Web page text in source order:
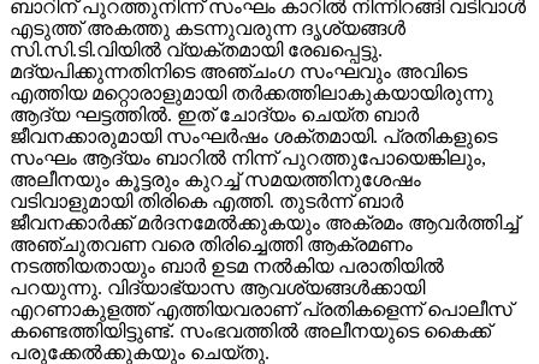
ബാറിന് പുറത്തുനിന്ന് സംഘം കാറില്‍ നിന്നിറങ്ങി വടിവാള്‍
എടുത്ത് അകത്തു കടന്നുവരുന്ന ദൃശ്യങ്ങള്‍
സി.സി.ടി.വിയില്‍ വ്യക്തമായി രേഖപ്പെട്ടു.
മദ്യപിക്കുന്നതിനിടെ അഞ്ചംഗ സംഘവും അവിടെ
എത്തിയ മറ്റൊരാളുമായി തര്‍ക്കത്തിലാകുകയായിരുന്നു
ആദ്യ ഘട്ടത്തില്‍. ഇത് ചോദ്യം ചെയ്ത ബാര്‍
ജീവനക്കാരുമായി സംഘര്‍ഷം ശക്തമായി. പ്രതികളുടെ
സംഘം ആദ്യം ബാറില്‍ നിന്ന് പുറത്തുപോയെങ്കിലും,
അലീനയും കൂട്ടരും കുറച്ച് സമയത്തിനുശേഷം
വടിവാളുമായി തിരികെ എത്തി. തുടര്‍ന്ന് ബാര്‍
ജീവനക്കാര്‍ക്ക് മര്‍ദനമേല്‍ക്കുകയും അക്രമം ആവര്‍ത്തിച്ച്
അഞ്ചുതവണ വരെ തിരിച്ചെത്തി ആക്രമണം
നടത്തിയതായും ബാര്‍ ഉടമ നല്‍കിയ പരാതിയില്‍
പറയുന്നു. വിദ്യാഭ്യാസ ആവശ്യങ്ങള്‍ക്കായി
എറണാകുളത്ത് എത്തിയവരാണ് പ്രതികളെന്ന് പൊലീസ്
കണ്ടെത്തിയിട്ടുണ്ട്. സംഭവത്തില്‍ അലീനയുടെ കൈക്ക്
പരുക്കേല്‍ക്കുകയും ചെയ്തു.